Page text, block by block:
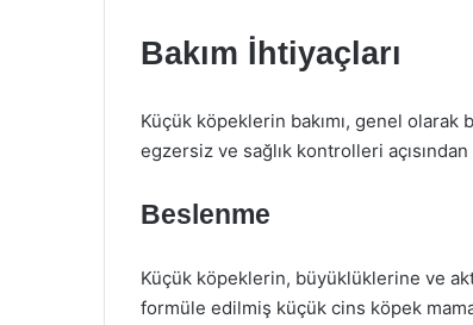
Bakım İhtiyaçları
Küçük köpeklerin bakımı, genel
egzersiz ve sağlık kontrolleri
Beslenme
Küçük köpeklerin, büyüklüklerine ve
formüle edilmiş küçük cins köpek